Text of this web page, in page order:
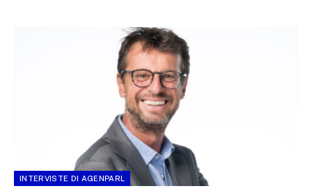
INTERVISTE DI AGENPARL